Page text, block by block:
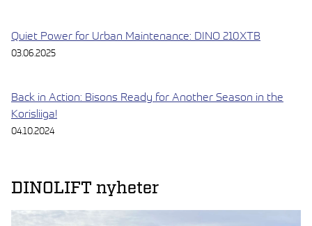
Quiet Power for Urban Maintenance: DINO 210XTB
03.06.2025
Back in Action: Bisons Ready for Another Season in the
Korisliiga!
04.10.2024
DINOLIFT nyheter